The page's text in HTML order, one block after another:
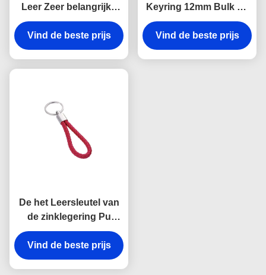
Leer Zeer belangrijke
Kettingen Debossing
Logo Car Key Ring
Holder
Vind de beste prijs
Keyring 12mm Bulk de
Herinnering van
Leerkeychains
Reclamegift
Vind de beste prijs
De het Leersleutel van
de zinklegering Pu
ketent UVdrukleer Zeer
belangrijk Ring Holder
Vind de beste prijs